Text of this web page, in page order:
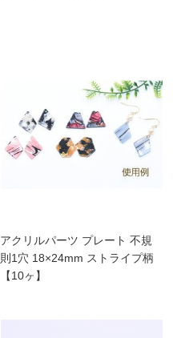
アクリルパーツ プレート 不規
則1穴 18×24mm ストライプ柄
【10ヶ】